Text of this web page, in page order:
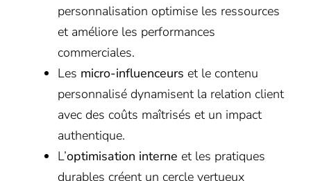
personnalisation optimise les ressources
et améliore les performances
commerciales.
Les micro-influenceurs et le contenu
personnalisé dynamisent la relation client
avec des coûts maîtrisés et un impact
authentique.
L’optimisation interne et les pratiques
durables créent un cercle vertueux